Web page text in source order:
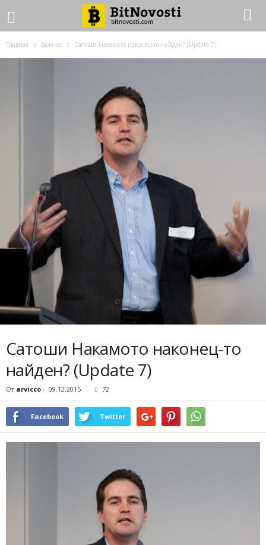
Главная Важное Сатоши Накамото наконец-то найден? (Update 7)
Сатоши Накамото наконец-то
найден? (Update 7)
От arvicco - 09.12.2015 72
Facebook Twitter